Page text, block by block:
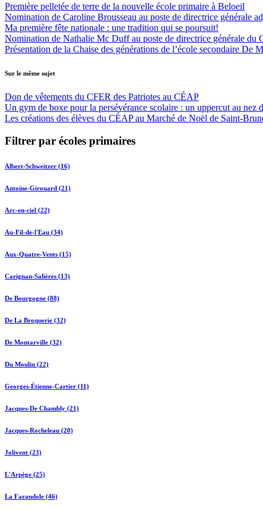
Première pelletée de terre de la nouvelle école primaire à Beloeil
Nomination de Caroline Brousseau au poste de directrice générale
Ma première fête nationale : une tradition qui se poursuit!
Nomination de Nathalie Mc Duff au poste de directrice générale du
Présentation de la Chaise des générations de l’école secondaire De
Sur le même sujet
Don de vêtements du CFER des Patriotes au CÉAP
Un gym de boxe pour la persévérance scolaire : un uppercut au nez
Les créations des élèves du CÉAP au Marché de Noël de Saint-
Filtrer par écoles primaires
Albert-Schweitzer (16)
Antoine-Girouard (21)
Arc-en-ciel (22)
Au-Fil-de-l'Eau (34)
Aux-Quatre-Vents (15)
Carignan-Salières (13)
De Bourgogne (88)
De La Broquerie (32)
De Montarville (32)
Du Moulin (22)
Georges-Étienne-Cartier (11)
Jacques-De Chambly (21)
Jacques-Rocheleau (20)
Jolivent (23)
L'Arpège (25)
La Farandole (46)